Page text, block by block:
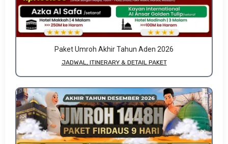
Paket Umroh Akhir Tahun Aden 2026
JADWAL, ITINERARY & DETAIL PAKET